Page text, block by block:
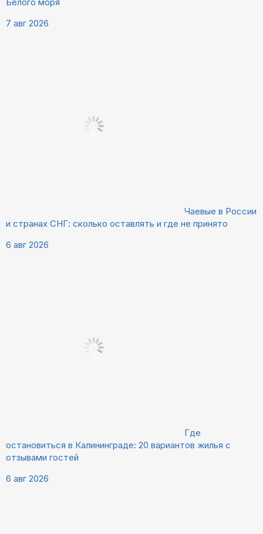
Белого моря
7 авг 2026
Чаевые в России
и странах СНГ: сколько оставлять и где не принято
6 авг 2026
Где
остановиться в Калининграде: 20 вариантов жилья с
отзывами гостей
6 авг 2026